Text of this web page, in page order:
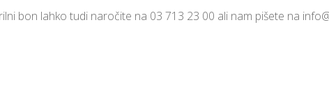
bon lahko tudi naročite na 03 713 23 00 ali nam pišete na